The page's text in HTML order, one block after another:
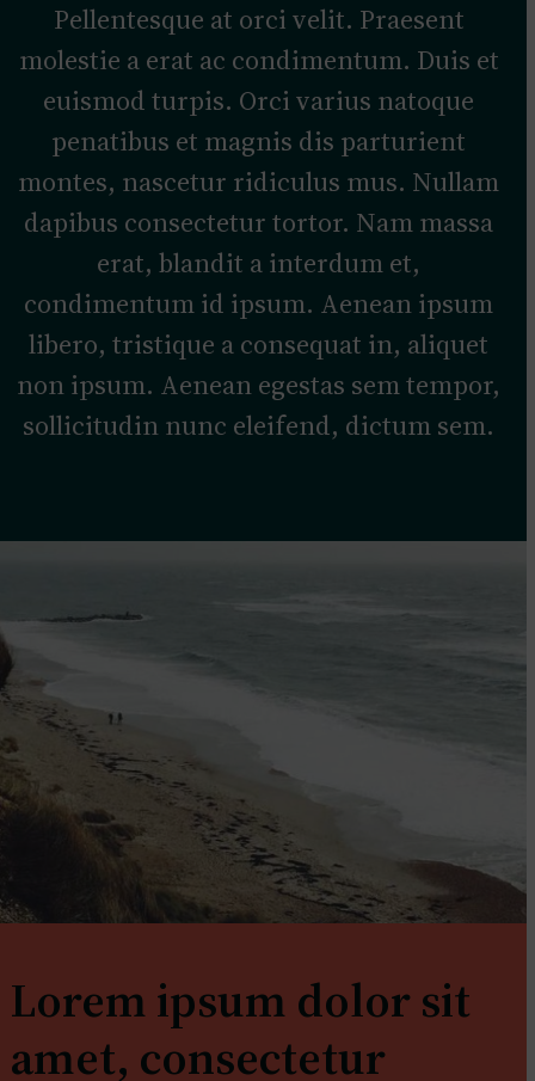
Pellentesque at orci velit. Praesent
molestie a erat ac condimentum. Duis et
euismod turpis. Orci varius natoque
penatibus et magnis dis parturient
montes, nascetur ridiculus mus. Nullam
dapibus consectetur tortor. Nam massa
erat, blandit a interdum et,
condimentum id ipsum. Aenean ipsum
libero, tristique a consequat in, aliquet
non ipsum. Aenean egestas sem tempor,
sollicitudin nunc eleifend, dictum sem.
Lorem ipsum dolor sit
amet, consectetur